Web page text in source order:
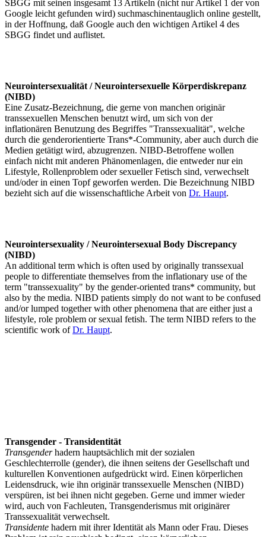
SBGG mit seinen insgesamt 13 Artikeln (nicht nur Artikel 1 der von
Google leicht gefunden wird) suchmaschinentauglich online gestellt,
in der Hoffnung, daß Google auch den wichtigen Artikel 4 des
SBGG findet und auflistet.
Neurointersexualität / Neurointersexuelle Körperdiskrepanz
(NIBD)
Eine Zusatz-Bezeichnung, die gerne von manchen originär
transsexuellen Menschen benutzt wird, um sich von der
inflationären Benutzung des Begriffes "Transsexualität", welche
durch die genderorientierte Trans*-Community, aber auch durch die
Medien getätigt wird, abzugrenzen. NIBD-Betroffene wollen
einfach nicht mit anderen Phänomenlagen, die entweder nur ein
Lifestyle, Rollenproblem oder sexueller Fetisch sind, verwechselt
und/oder in einen Topf geworfen werden. Die Bezeichnung NIBD
bezieht sich auf die wissenschaftliche Arbeit von Dr. Haupt.
Neurointersexuality / Neurointersexual Body Discrepancy
(NIBD)
An additional term which is often used by originally transsexual
people to differentiate themselves from the inflationary use of the
term "transsexuality" by the gender-oriented trans* community, but
also by the media. NIBD patients simply do not want to be confused
and/or lumped together with other phenomena that are either just a
lifestyle, role problem or sexual fetish. The term NIBD refers to the
scientific work ofDr. Haupt.
Transgender - Transidentität
Transgenderhadern hauptsächlich mit der sozialen
Geschlechterrolle (gender), die ihnen seitens der Gesellschaft und
kulturellen Konventionen aufgedrückt wird. Einen körperlichen
Leidensdruck, wie ihn originär transsexuelle Menschen (NIBD)
verspüren, ist bei ihnen nicht gegeben. Gerne und immer wieder
wird, auch von Fachleuten, Transgenderismus mit originärer
Transsexualität verwechselt.
Transidente hadern mit ihrer Identität als Mann oder Frau. Dieses